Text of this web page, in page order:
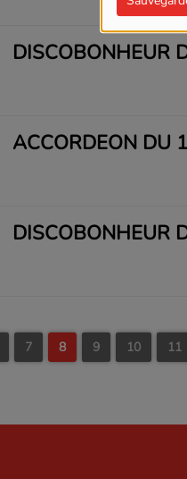
DISCOBONHEUR
ACCORDEON DU
DISCOBONHEUR
7 8 9 10 11